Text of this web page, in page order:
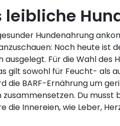
leibliche
Hundenahrung
Noch heute
ausgelegt. Für die Wahl
gilt sowohl für Feucht- als
die BARF-Ernährung um
Du
die Innereien, wie Leber,